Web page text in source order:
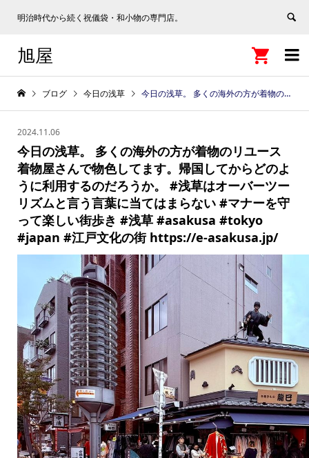
明治時代から続く祝儀袋・和小物の専門店。

旭屋 
ブログ 今日の浅草 今日の浅草。 多くの海外の方が着物のリユース着物屋さんで物色してます。帰国してからどのように利用するのだろうか。 #浅草はオーバーツーリズムと言う言葉に当てはまらない #マナーを守って楽しい街歩き #浅草 #asakusa #tokyo #japan #江戸文化の街 https://e-asakusa.jp/
2024.11.06
今日の浅草。 多くの海外の方が着物のリユース
着物屋さんで物色してます。帰国してからどのよ
うに利用するのだろうか。 #浅草はオーバーツー
リズムと言う言葉に当てはまらない #マナーを守
って楽しい街歩き #浅草 #asakusa #tokyo
#japan #江戸文化の街 https://e-asakusa.jp/